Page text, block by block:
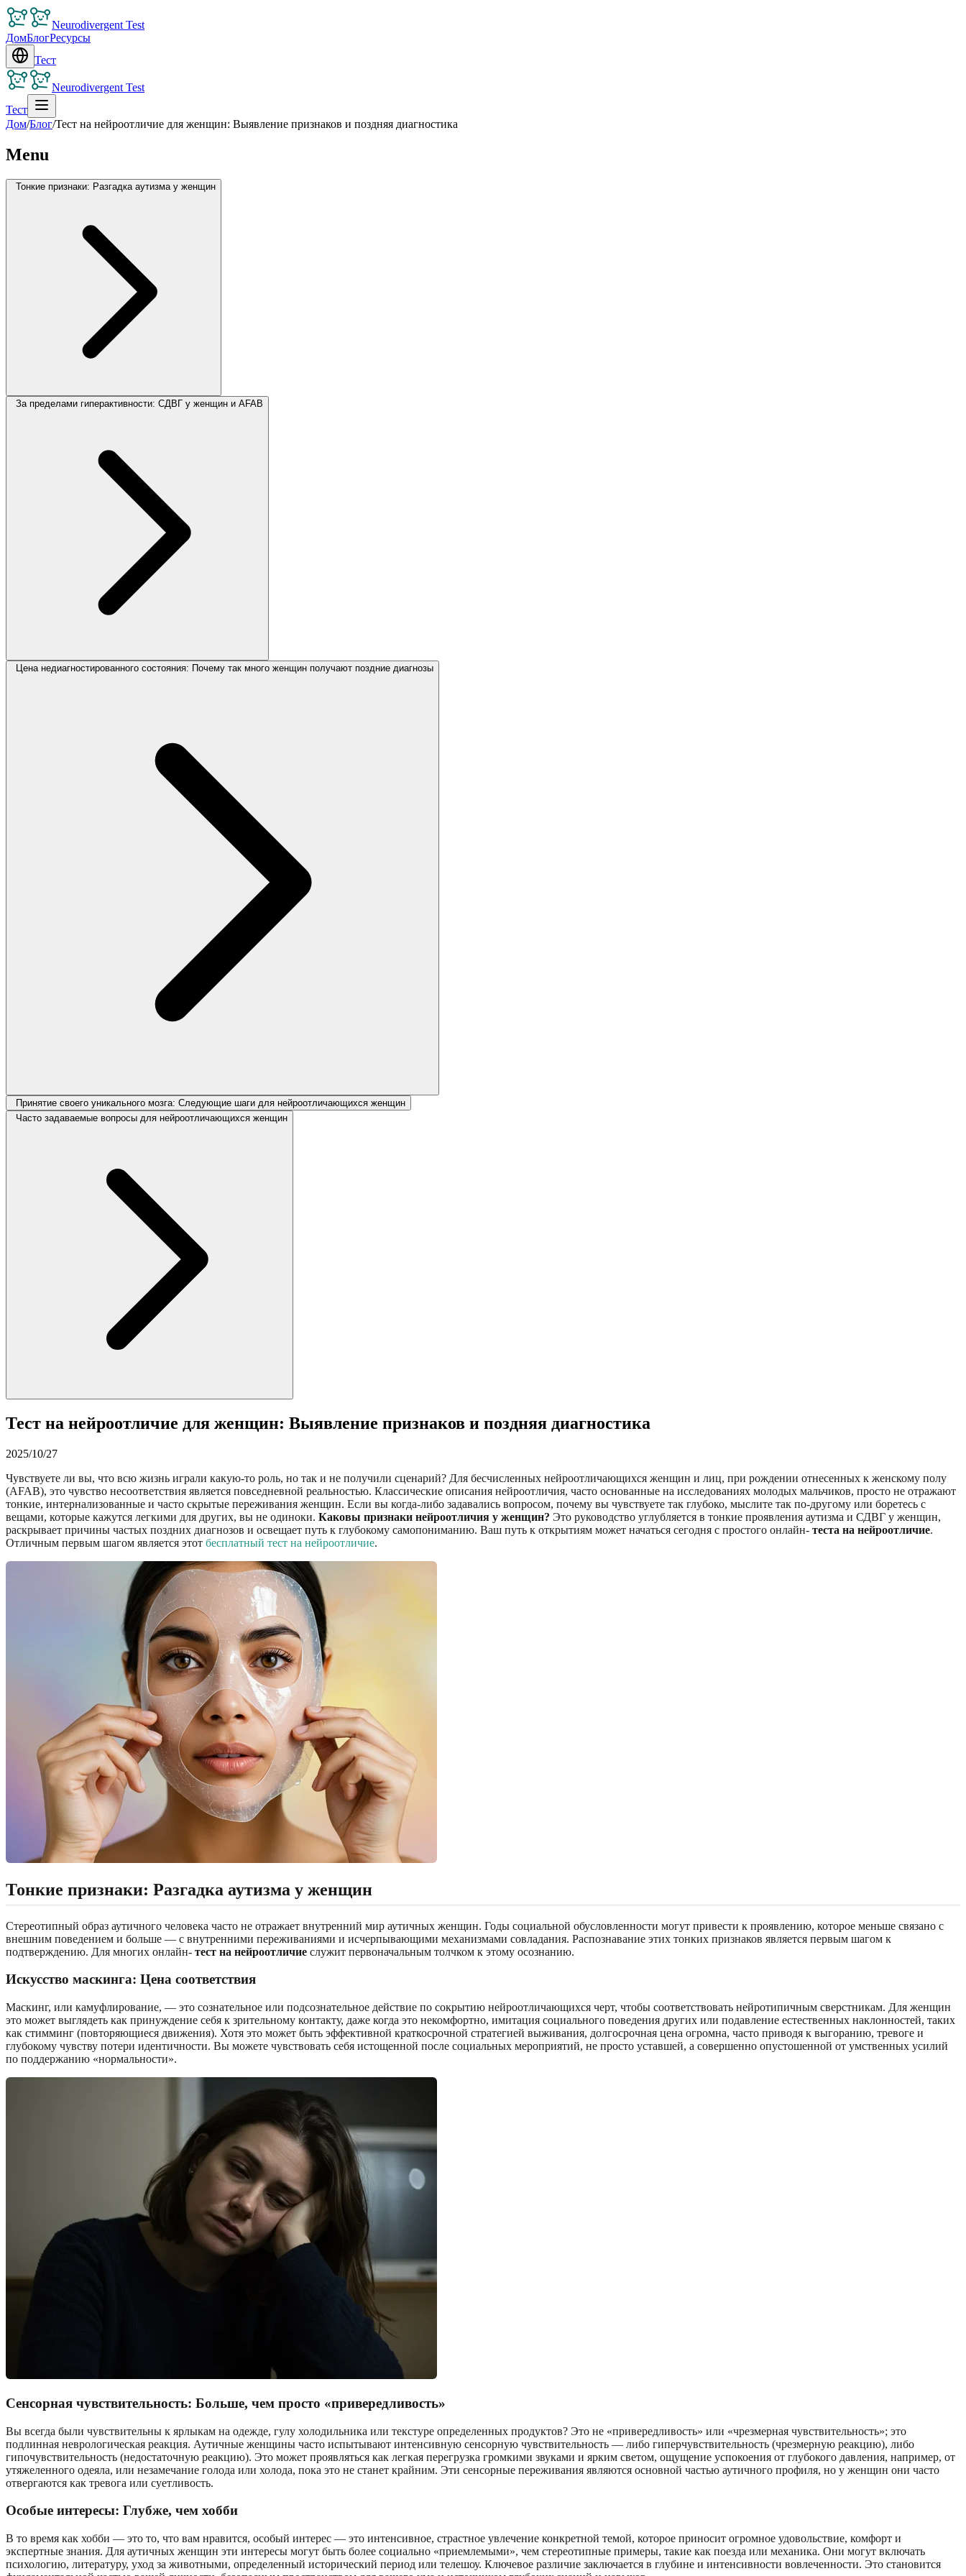
Neurodivergent Test
ДомБлогРесурсы
Тест
Neurodivergent Test
Тест
Дом/Блог/Тест на нейроотличие для женщин: Выявление признаков и поздняя диагностика
Menu
Тонкие признаки: Разгадка аутизма у женщин
За пределами гиперактивности: СДВГ у женщин и AFAB
Цена недиагностированного состояния: Почему так много женщин получают поздние диагнозы
Принятие своего уникального мозга: Следующие шаги для нейроотличающихся женщин
Часто задаваемые вопросы для нейроотличающихся женщин
Тест на нейроотличие для женщин: Выявление признаков и поздняя диагностика
2025/10/27
Чувствуете ли вы, что всю жизнь играли какую-то роль, но так и не получили сценарий? Для бесчисленных нейроотличающихся женщин и лиц, при рождении отнесенных к женскому полу
(AFAB), это чувство несоответствия является повседневной реальностью. Классические описания нейроотличия, часто основанные на исследованиях молодых мальчиков, просто не отражают
тонкие, интернализованные и часто скрытые переживания женщин. Если вы когда-либо задавались вопросом, почему вы чувствуете так глубоко, мыслите так по-другому или боретесь с
вещами, которые кажутся легкими для других, вы не одиноки. Каковы признаки нейроотличия у женщин? Это руководство углубляется в тонкие проявления аутизма и СДВГ у женщин,
раскрывает причины частых поздних диагнозов и освещает путь к глубокому самопониманию. Ваш путь к открытиям может начаться сегодня с простого онлайн- теста на нейроотличие.
Отличным первым шагом является этот бесплатный тест на нейроотличие.
Тонкие признаки: Разгадка аутизма у женщин
Стереотипный образ аутичного человека часто не отражает внутренний мир аутичных женщин. Годы социальной обусловленности могут привести к проявлению, которое меньше связано с
внешним поведением и больше — с внутренними переживаниями и исчерпывающими механизмами совладания. Распознавание этих тонких признаков является первым шагом к
подтверждению. Для многих онлайн- тест на нейроотличие служит первоначальным толчком к этому осознанию.
Искусство маскинга: Цена соответствия
Маскинг, или камуфлирование, — это сознательное или подсознательное действие по сокрытию нейроотличающихся черт, чтобы соответствовать нейротипичным сверстникам. Для женщин
это может выглядеть как принуждение себя к зрительному контакту, даже когда это некомфортно, имитация социального поведения других или подавление естественных наклонностей, таких
как стимминг (повторяющиеся движения). Хотя это может быть эффективной краткосрочной стратегией выживания, долгосрочная цена огромна, часто приводя к выгоранию, тревоге и
глубокому чувству потери идентичности. Вы можете чувствовать себя истощенной после социальных мероприятий, не просто уставшей, а совершенно опустошенной от умственных усилий
по поддержанию «нормальности».
Сенсорная чувствительность: Больше, чем просто «привередливость»
Вы всегда были чувствительны к ярлыкам на одежде, гулу холодильника или текстуре определенных продуктов? Это не «привередливость» или «чрезмерная чувствительность»; это
подлинная неврологическая реакция. Аутичные женщины часто испытывают интенсивную сенсорную чувствительность — либо гиперчувствительность (чрезмерную реакцию), либо
гипочувствительность (недостаточную реакцию). Это может проявляться как легкая перегрузка громкими звуками и ярким светом, ощущение успокоения от глубокого давления, например, от
утяжеленного одеяла, или незамечание голода или холода, пока это не станет крайним. Эти сенсорные переживания являются основной частью аутичного профиля, но у женщин они часто
отвергаются как тревога или суетливость.
Особые интересы: Глубже, чем хобби
В то время как хобби — это то, что вам нравится, особый интерес — это интенсивное, страстное увлечение конкретной темой, которое приносит огромное удовольствие, комфорт и
экспертные знания. Для аутичных женщин эти интересы могут быть более социально «приемлемыми», чем стереотипные примеры, такие как поезда или механика. Они могут включать
психологию, литературу, уход за животными, определенный исторический период или телешоу. Ключевое различие заключается в глубине и интенсивности вовлеченности. Это становится